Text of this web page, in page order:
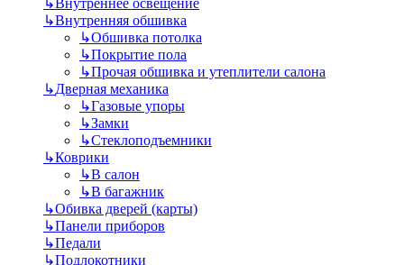
↳Внутренняя обшивка
↳Обшивка потолка
↳Покрытие пола
↳Прочая обшивка и утеплители салона
↳Дверная механика
↳Газовые упоры
↳Замки
↳Стеклоподъемники
↳Коврики
↳В салон
↳В багажник
↳Обивка дверей (карты)
↳Панели приборов
↳Педали
↳Подлокотники